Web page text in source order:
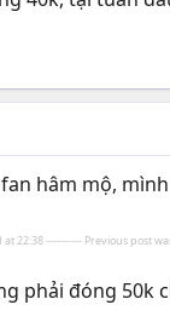
hâm mộ,
22:38 ---------- Previous post
phải đóng 50k